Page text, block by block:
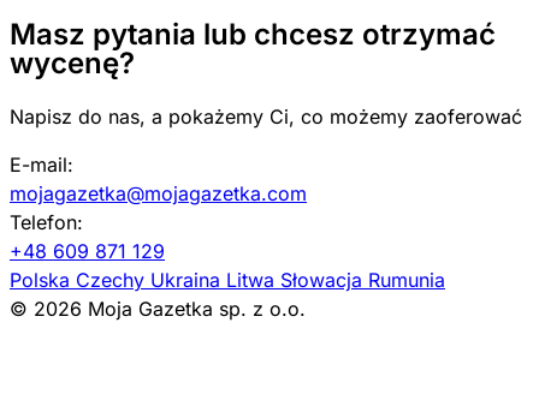
Masz pytania lub chcesz otrzymać
wycenę?
Napisz do nas, a pokażemy Ci, co możemy zaoferować
E-mail:
mojagazetka@mojagazetka.com
Telefon:
+48 609 871 129
Polska Czechy Ukraina Litwa Słowacja Rumunia
© 2026 Moja Gazetka sp. z o.o.